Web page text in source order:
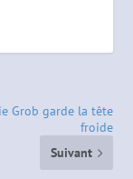
Grob garde la tête
froide
Suivant